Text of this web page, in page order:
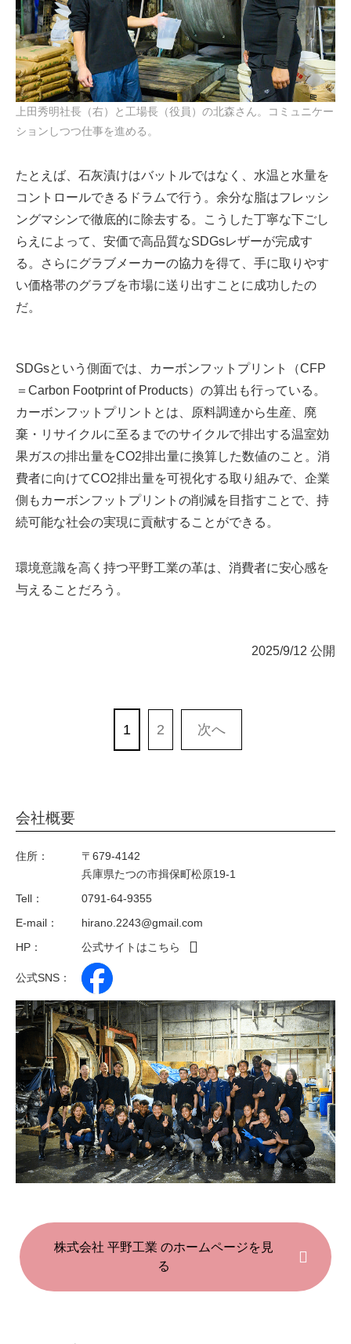
上田秀明社長（右）と工場長（役員）の北森さん。コミュニケー
ションしつつ仕事を進める。
たとえば、石灰漬けはバットルではなく、水温と水量を
コントロールできるドラムで行う。余分な脂はフレッシ
ングマシンで徹底的に除去する。こうした丁寧な下ごし
らえによって、安価で高品質なSDGsレザーが完成す
る。さらにグラブメーカーの協力を得て、手に取りやす
い価格帯のグラブを市場に送り出すことに成功したの
だ。
SDGsという側面では、カーボンフットプリント（CFP
＝Carbon Footprint of Products）の算出も行っている。
カーボンフットプリントとは、原料調達から生産、廃
棄・リサイクルに至るまでのサイクルで排出する温室効
果ガスの排出量をCO2排出量に換算した数値のこと。消
費者に向けてCO2排出量を可視化する取り組みで、企業
側もカーボンフットプリントの削減を目指すことで、持
続可能な社会の実現に貢献することができる。
環境意識を高く持つ平野工業の革は、消費者に安心感を
与えることだろう。
2025/9/12 公開
1 2 次へ
会社概要
住所：
〒679-4142
兵庫県たつの市揖保町松原19-1
Tell：
0791-64-9355
E-mail：
hirano.2243@gmail.com
HP：
公式サイトはこちら
公式SNS：
株式会社 平野工業 のホームページを見
る